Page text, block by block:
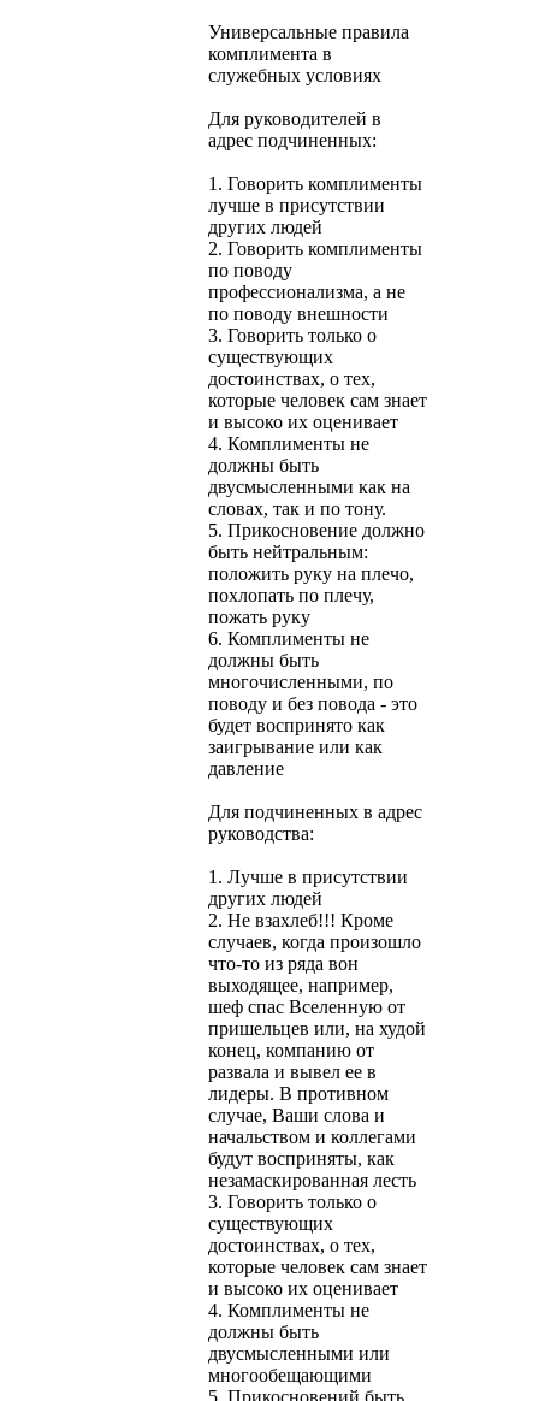
Универсальные правила
комплимента в
служебных условиях
Для руководителей в
адрес подчиненных:
1. Говорить комплименты
лучше в присутствии
других людей
2. Говорить комплименты
по поводу
профессионализма, а не
по поводу внешности
3. Говорить только о
существующих
достоинствах, о тех,
которые человек сам знает
и высоко их оценивает
4. Комплименты не
должны быть
двусмысленными как на
словах, так и по тону.
5. Прикосновение должно
быть нейтральным:
положить руку на плечо,
похлопать по плечу,
пожать руку
6. Комплименты не
должны быть
многочисленными, по
поводу и без повода - это
будет воспринято как
заигрывание или как
давление
Для подчиненных в адрес
руководства:
1. Лучше в присутствии
других людей
2. Не взахлеб!!! Кроме
случаев, когда произошло
что-то из ряда вон
выходящее, например,
шеф спас Вселенную от
пришельцев или, на худой
конец, компанию от
развала и вывел ее в
лидеры. В противном
случае, Ваши слова и
начальством и коллегами
будут восприняты, как
незамаскированная лесть
3. Говорить только о
существующих
достоинствах, о тех,
которые человек сам знает
и высоко их оценивает
4. Комплименты не
должны быть
двусмысленными или
многообещающими
5. Прикосновений быть